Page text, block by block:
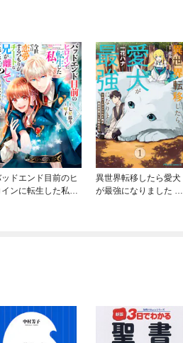
ドエンド目前のヒ
インに転生した私、
異世界転移したら愛犬
が最強になりました ～